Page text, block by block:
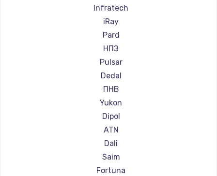
Ремонт прицелов HALES
Ремонт прицелов Leica
Ремонт прицелов Vector Optics
Ремонт прицелов Carl Zeiss
Ремонт прицелов Zeiss
Ремонт прицелов AGM Global Vision
Ремонт прицелов Pilad
Ремонт прицелов Arkon
Ремонт прицелов ANYSMART
Ремонт прицелов FLIR
Ремонт прицелов Venox
Ремонт прицелов Holosun
Ремонт прицелов MAKdot
Infratech
iRay
Pard
НПЗ
Pulsar
Dedal
ПНВ
Yukon
Dipol
ATN
Dali
Saim
Fortuna